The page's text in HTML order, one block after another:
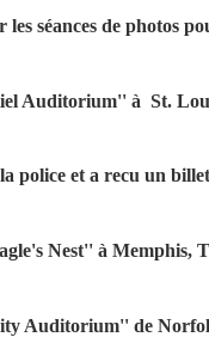
séances de photos
Auditorium'' à St.
police et a recu un
Nest'' à Memphis,
Auditorium'' de